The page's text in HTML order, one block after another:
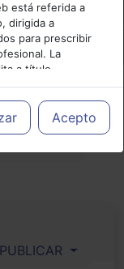
Cancelar
está referida a
dirigida a
para prescribir
La
a título
de los
y decidir, en
a lasAcepto
PUBLICAR